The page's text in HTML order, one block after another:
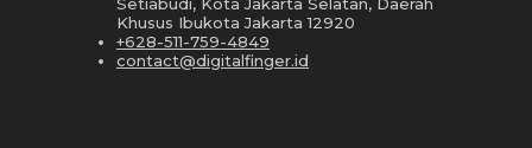
Khusus Ibukota Jakarta 12920
+628-511-759-4849
contact@digitalfinger.id